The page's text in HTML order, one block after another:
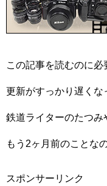
この記事を読むのに必
更新がすっかり遅くな
鉄道ライターのたつみ
もう2ヶ月前のことな
スポンサーリンク